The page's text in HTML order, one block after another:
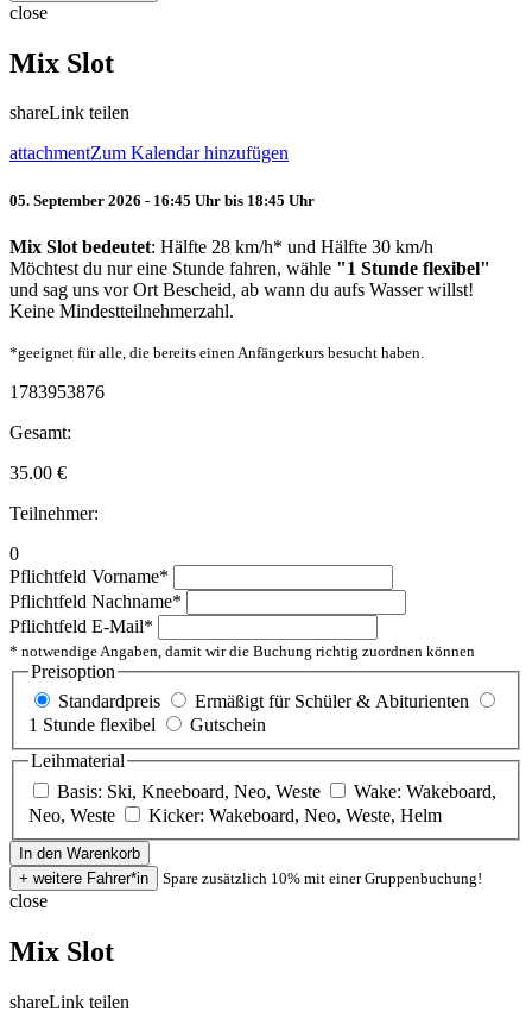
close
Mix Slot
shareLink teilen
attachmentZum Kalendar hinzufügen
05. September 2026 - 16:45 Uhr bis 18:45 Uhr
Mix Slot bedeutet: Hälfte 28 km/h* und Hälfte 30 km/h
Möchtest du nur eine Stunde fahren, wähle "1 Stunde flexibel"
und sag uns vor Ort Bescheid, ab wann du aufs Wasser willst!
Keine Mindestteilnehmerzahl.
*geeignet für alle, die bereits einen Anfängerkurs besucht haben.
1783953876
Gesamt:
35.00 €
Teilnehmer:
0
Pflichtfeld Vorname*
Pflichtfeld Nachname*
Pflichtfeld E-Mail*
* notwendige Angaben, damit wir die Buchung richtig zuordnen können
Preisoption
Standardpreis
Ermäßigt für Schüler & Abiturienten
1 Stunde flexibel
Gutschein
Leihmaterial
Basis: Ski, Kneeboard, Neo, Weste
Wake: Wakeboard,
Neo, Weste
Kicker: Wakeboard, Neo, Weste, Helm
Spare zusätzlich 10% mit einer Gruppenbuchung!
close
Mix Slot
shareLink teilen